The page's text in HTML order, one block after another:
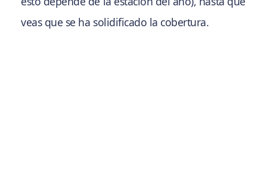
veas que se ha solidificado la cobertura.